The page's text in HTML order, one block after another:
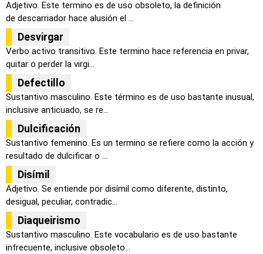
Adjetivo. Este termino es de uso obsoleto, la definición
de descarriador hace alusión el ...
Desvirgar
Verbo activo transitivo. Este termino hace referencia en privar,
quitar o perder la virgi...
Defectillo
Sustantivo masculino. Este término es de uso bastante inusual,
inclusive anticuado, se re...
Dulcificación
Sustantivo femenino. Es un termino se refiere como la acción y
resultado de dulcificar o ...
Disímil
Adjetivo. Se entiende por disímil como diferente, distinto,
desigual, peculiar, contradic...
Diaqueirismo
Sustantivo masculino. Este vocabulario es de uso bastante
infrecuente, inclusive obsoleto...